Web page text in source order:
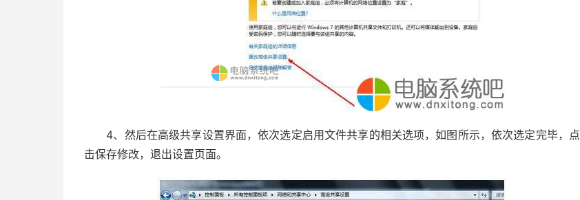
4、然后在高级共享设置界面，依次选定启用文件共享的相关选项，如图所示，依次选定完毕，点
击保存修改，退出设置页面。